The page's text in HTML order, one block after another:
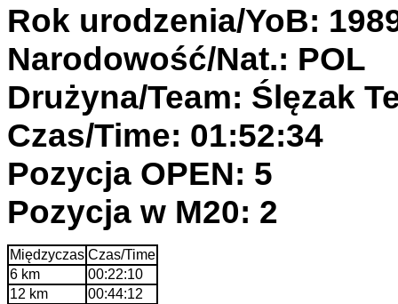
Rok urodzenia/YoB:
Narodowość/Nat.: POL
Drużyna/Team: Ślęzak
Czas/Time: 01:52:34
Pozycja OPEN: 5
Pozycja w M20: 2
Międzyczas Czas/Time
6 km
00:22:10
12 km
00:44:12